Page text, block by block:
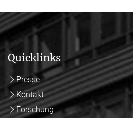
Quicklinks
Presse
Kontakt
Forschung